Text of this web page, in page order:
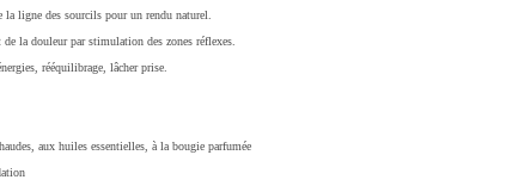
ligne des sourcils pour un rendu naturel.
la douleur par stimulation des zones réflexes.
rééquilibrage, lâcher prise.
aux huiles essentielles, à la bougie parfumée